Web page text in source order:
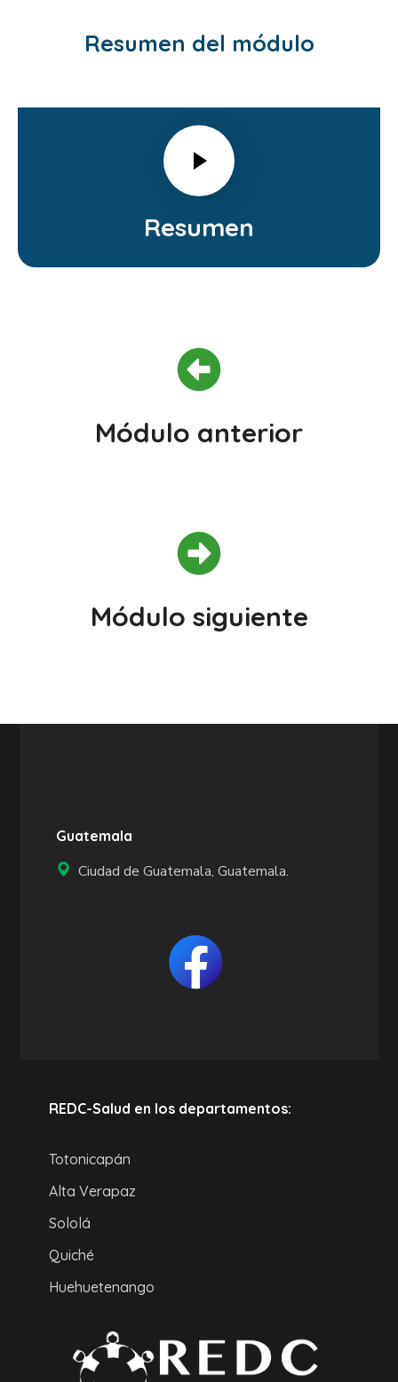
Resumen del módulo
Resumen
Módulo anterior
Módulo siguiente
Guatemala
Ciudad de Guatemala, Guatemala.
REDC-Salud en los departamentos:
Totonicapán
Alta Verapaz
Sololá
Quiché
Huehuetenango